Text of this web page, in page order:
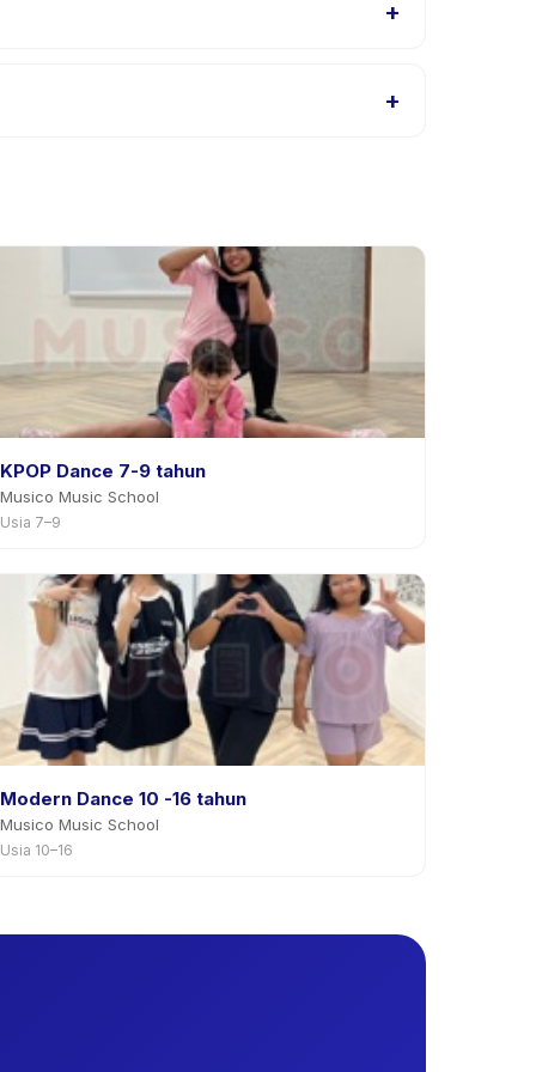
+
+
KPOP Dance 7-9 tahun
Musico Music School
Usia 7–9
Modern Dance 10 -16 tahun
Musico Music School
Usia 10–16